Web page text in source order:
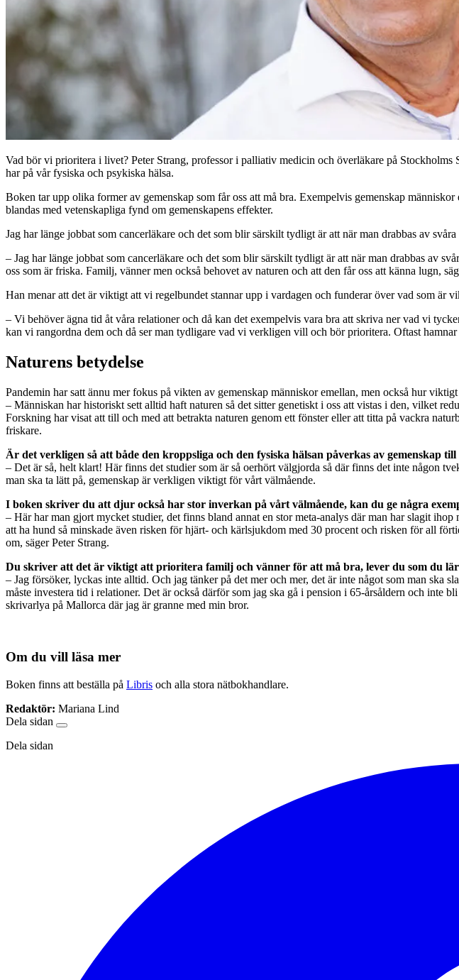
Vad bör vi prioritera i livet? Peter Strang, professor i palliativ medicin och överläkare på
har på vår fysiska och psykiska hälsa.
Boken tar upp olika former av gemenskap som får oss att må bra. Exempelvis gemenskap
blandas med vetenskapliga fynd om gemenskapens effekter.
Jag har länge jobbat som cancerläkare och det som blir särskilt tydligt är att när man drabbas av
– Jag har länge jobbat som cancerläkare och det som blir särskilt tydligt är att när man drabbas av
oss som är friska. Familj, vänner men också behovet av naturen och att den får oss att känna lugn,
Han menar att det är viktigt att vi regelbundet stannar upp i vardagen och funderar över vad som är
– Vi behöver ägna tid åt våra relationer och då kan det exempelvis vara bra att skriva ner vad vi
kan vi rangordna dem och då ser man tydligare vad vi verkligen vill och bör prioritera. Oftast
Naturens betydelse
Pandemin har satt ännu mer fokus på vikten av gemenskap människor emellan, men också hur
– Människan har historiskt sett alltid haft naturen så det sitter genetiskt i oss att vistas i den, vilket
Forskning har visat att till och med att betrakta naturen genom ett fönster eller att titta på vackra
friskare.
Är det verkligen så att både den kroppsliga och den fysiska hälsan påverkas av gemenskap
– Det är så, helt klart! Här finns det studier som är så oerhört välgjorda så där finns det inte någon
man ska ta lätt på, gemenskap är verkligen viktigt för vårt välmående.
I boken skriver du att djur också har stor inverkan på vårt välmående, kan du ge några
– Här har man gjort mycket studier, det finns bland annat en stor meta-analys där man har slagit
att ha hund så minskade även risken för hjärt- och kärlsjukdom med 30 procent och risken för all
om, säger Peter Strang.
Du skriver att det är viktigt att prioritera familj och vänner för att må bra, lever du som du
– Jag försöker, lyckas inte alltid. Och jag tänker på det mer och mer, det är inte något som man ska
måste investera tid i relationer. Det är också därför som jag ska gå i pension i 65-årsåldern och inte
skrivarlya på Mallorca där jag är granne med min bror.
Om du vill läsa mer
Boken finns att beställa på Libris och alla stora nätbokhandlare.
Redaktör: Mariana Lind
Dela sidan
Dela sidan